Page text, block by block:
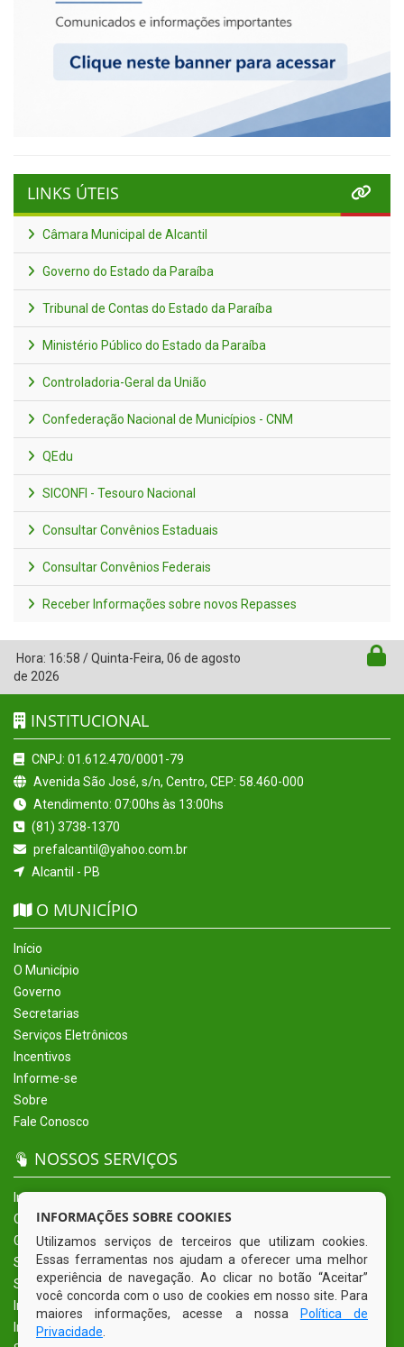
LINKS ÚTEIS
Câmara Municipal de Alcantil
Governo do Estado da Paraíba
Tribunal de Contas do Estado da Paraíba
Ministério Público do Estado da Paraíba
Controladoria-Geral da União
Confederação Nacional de Municípios - CNM
QEdu
SICONFI - Tesouro Nacional
Consultar Convênios Estaduais
Consultar Convênios Federais
Receber Informações sobre novos Repasses
Hora: 16:58 /Quinta-Feira, 06 de agosto
de 2026
INSTITUCIONAL
CNPJ: 01.612.470/0001-79
Avenida São José, s/n, Centro, CEP: 58.460-000
Atendimento: 07:00hs às 13:00hs
(81) 3738-1370
prefalcantil@yahoo.com.br
Alcantil - PB
O MUNICÍPIO
Início
O Município
Governo
Secretarias
Serviços Eletrônicos
Incentivos
Informe-se
Sobre
Fale Conosco
NOSSOS SERVIÇOS
Início
O Município
Governo
Secretarias
Serviços Eletrônicos
Incentivos
Informe-se
INFORMAÇÕES SOBRE COOKIES
Utilizamos serviços de terceiros que utilizam cookies.
Essas ferramentas nos ajudam a oferecer uma melhor
experiência de navegação. Ao clicar no botão “Aceitar”
você concorda com o uso de cookies em nosso site. Para
maiores informações, acesse a nossa
Política de
Privacidade